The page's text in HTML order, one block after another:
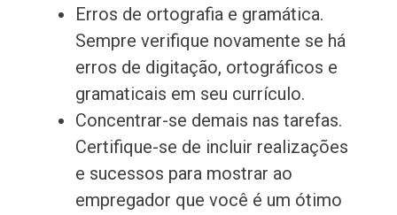
Erros de ortografia e gramática.
Sempre verifique novamente se há
erros de digitação, ortográficos e
gramaticais em seu currículo.
Concentrar-se demais nas tarefas.
Certifique-se de incluir realizações
e sucessos para mostrar ao
empregador que você é um ótimo